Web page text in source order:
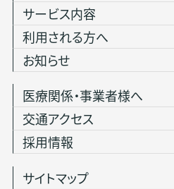
サービス内容
利用される方へ
お知らせ
医療関係・事業者様へ
交通アクセス
採用情報
サイトマップ